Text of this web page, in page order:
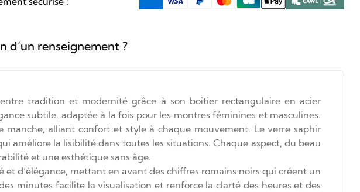
d’un renseignement ?
tradition et modernité grâce à son boîtier rectangulaire en acier
subtile, adaptée à la fois pour les montres féminines et masculines.
alliant confort et style à chaque mouvement. Le verre saphir
améliore la lisibilité dans toutes les situations. Chaque aspect, du beau
et une esthétique sans âge.
d’élégance, mettant en avant des chiffres romains noirs qui créent un
minutes facilite la visualisation et renforce la clarté des heures et des